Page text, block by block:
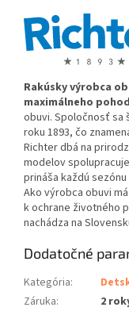
Rakúsky výrobca
maximálneho
obuvi. Spoločnosť sa
roku 1893, čo
Richter dbá na
modelov
prináša každú
Ako výrobca obuvi
k ochrane životného
nachádza na
Dodatočné
Kategória:
Záruka:
2